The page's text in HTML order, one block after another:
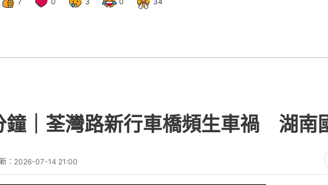
鐘｜荃灣路新行車橋頻生車禍 湖南
： 2026-07-14 21:00